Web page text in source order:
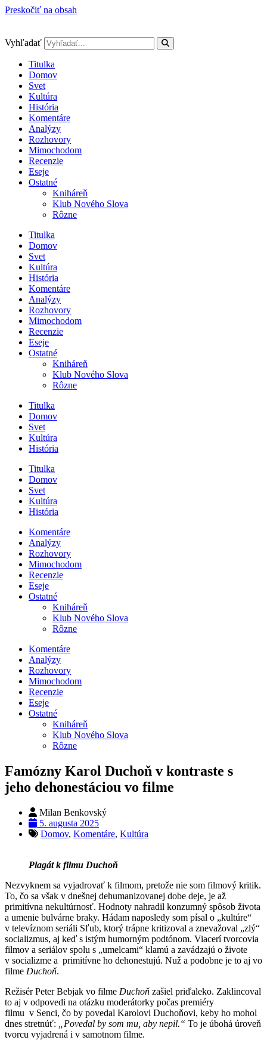
Preskočiť na obsah
Vyhľadať
Titulka
Domov
Svet
Kultúra
História
Komentáre
Analýzy
Rozhovory
Mimochodom
Recenzie
Eseje
Ostatné
Kniháreň
Klub Nového Slova
Rôzne
Titulka
Domov
Svet
Kultúra
História
Komentáre
Analýzy
Rozhovory
Mimochodom
Recenzie
Eseje
Ostatné
Kniháreň
Klub Nového Slova
Rôzne
Titulka
Domov
Svet
Kultúra
História
Titulka
Domov
Svet
Kultúra
História
Komentáre
Analýzy
Rozhovory
Mimochodom
Recenzie
Eseje
Ostatné
Kniháreň
Klub Nového Slova
Rôzne
Komentáre
Analýzy
Rozhovory
Mimochodom
Recenzie
Eseje
Ostatné
Kniháreň
Klub Nového Slova
Rôzne
Famózny Karol Duchoň v kontraste s
jeho dehonestáciou vo filme
Milan Benkovský
5. augusta 2025
Domov, Komentáre, Kultúra
Plagát k filmu Duchoň
Nezvyknem sa vyjadrovať k filmom, pretože nie som filmový kritik.
To, čo sa však v dnešnej dehumanizovanej dobe deje, je až
primitívna nekultúrnosť. Hodnoty nahradil konzumný spôsob života
a umenie bulvárne braky. Hádam naposledy som písal o „kultúre“
v televíznom seriáli Sľub, ktorý trápne kritizoval a znevažoval „zlý“
socializmus, aj keď s istým humorným podtónom. Viacerí tvorcovia
filmov a seriálov spolu s „umelcami“ klamú a zavádzajú o živote
v socializme a primitívne ho dehonestujú. Nuž a podobne je to aj vo
filme Duchoň.
Režisér Peter Bebjak vo filme Duchoň zašiel priďaleko. Zaklincoval
to aj v odpovedi na otázku moderátorky počas premiéry
filmu v Senci, čo by povedal Karolovi Duchoňovi, keby ho mohol
dnes stretnúť:
„Povedal by som mu, aby nepil.“ To je úbohá úroveň
tvorcu vyjadrená i v samotnom filme.